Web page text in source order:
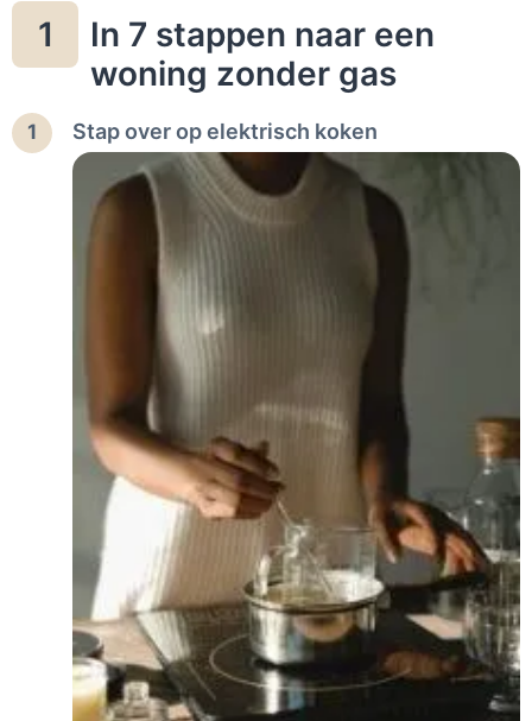
1
In 7 stappen naar een
woning zonder gas
1 Stap over op elektrisch koken